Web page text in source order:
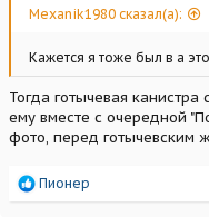
Mexanik1980 сказал(а):
Кажется я тоже был в а
Тогда готычевая
ему вместе с очередной
фото, перед готычевским
Р
Пионер